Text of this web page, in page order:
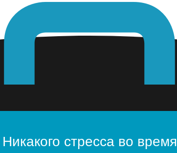
Никакого стресса во время